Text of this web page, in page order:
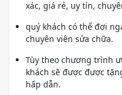
xác, giá rẻ, uy tín,
quý khách có thể đợi
chuyên viên sửa chữa.
Tùy theo chương trình
khách sẽ được được
hấp dẫn.